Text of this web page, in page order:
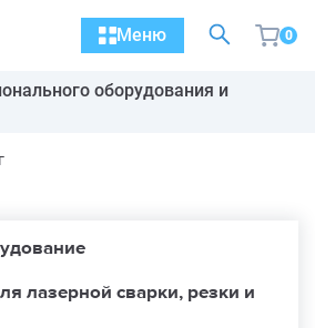
Меню 0
оборудования и
лазерной сварки, резки и